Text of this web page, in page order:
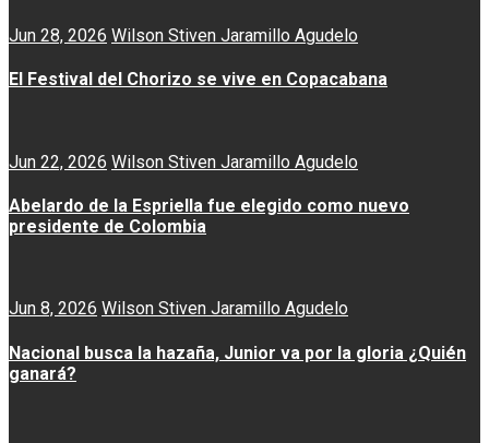
Jun 28, 2026 Wilson Stiven Jaramillo Agudelo
El Festival del Chorizo se vive en Copacabana
Jun 22, 2026 Wilson Stiven Jaramillo Agudelo
Abelardo de la Espriella fue elegido como nuevo
presidente de Colombia
Jun 8, 2026 Wilson Stiven Jaramillo Agudelo
Nacional busca la hazaña, Junior va por la gloria ¿Quién
ganará?